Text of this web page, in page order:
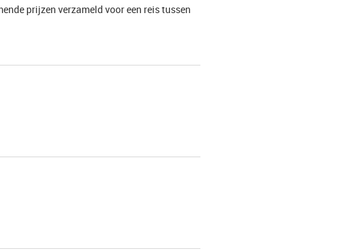
prijzen verzameld voor een reis tussen